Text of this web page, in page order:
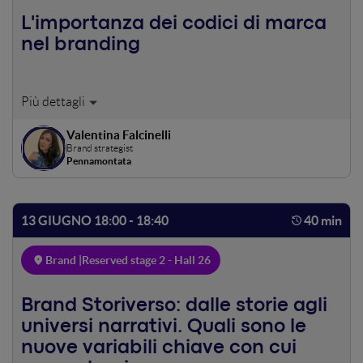
questa domanda, fornendo a professionisti e manager
della comunicazione un insieme di insight e driver
L'importanza dei codici di marca
nel branding
Logo? Pensi davvero basti solo quello per rendere
memorabile devi identificare i tuoi codici di marca (visivi,
sonori, olfattivi e verbali) e usarli ovunque, il più possibile,
in maniera coerente e ridondante. In questo speech
Valentina Falcinelli
Brand strategist
Pennamontata
13 GIUGNO 18:00 - 18:40 40 min
Brand | Reserved stage 2 - Hall 26
Brand Storiverso: dalle storie agli
universi narrativi. Quali sono le
nuove variabili chiave con cui